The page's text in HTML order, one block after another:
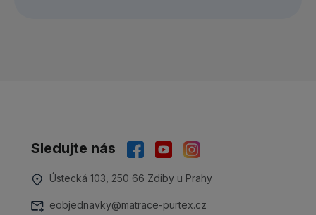
Sledujte nás
Ústecká 103, 250 66 Zdiby u Prahy
eobjednavky@matrace-purtex.cz